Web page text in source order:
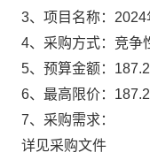
3、项目名称： 2024
4、采购方式： 竞争
5、预算金额：
6、最高限价：
7、采购需求：
详见采购文件